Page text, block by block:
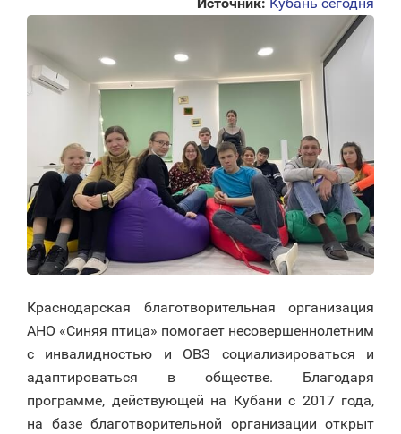
Краснодарская благотворительная организация
АНО «Синяя птица» помогает несовершеннолетним
с инвалидностью и ОВЗ социализироваться и
адаптироваться в обществе. Благодаря
программе, действующей на Кубани с 2017 года,
на базе благотворительной организации открыт